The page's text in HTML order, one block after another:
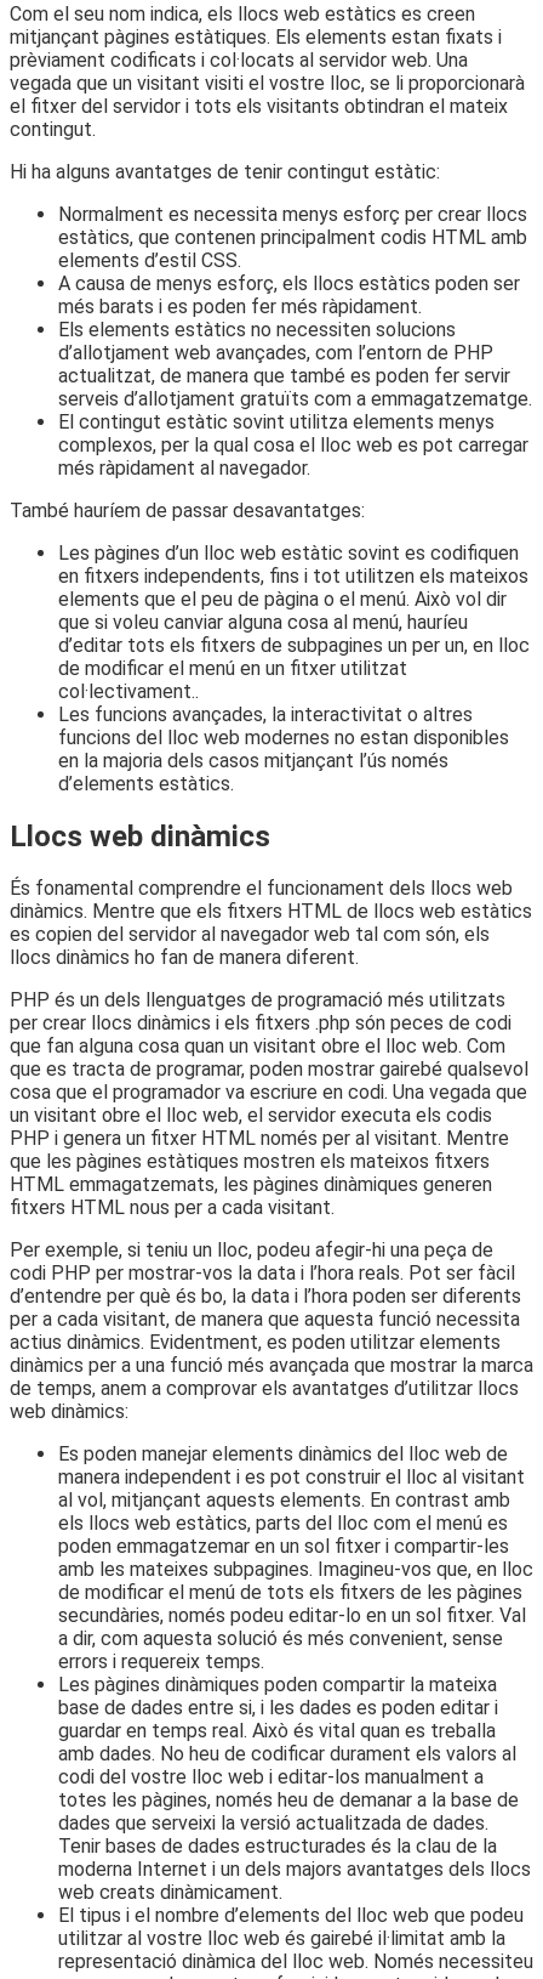
Com el seu nom indica, els llocs web estàtics es creen
mitjançant pàgines estàtiques. Els elements estan fixats i
prèviament codificats i col·locats al servidor web. Una
vegada que un visitant visiti el vostre lloc, se li proporcionarà
el fitxer del servidor i tots els visitants obtindran el mateix
contingut.
Hi ha alguns avantatges de tenir contingut estàtic:
Normalment es necessita menys esforç per crear llocs
estàtics, que contenen principalment codis HTML amb
elements d’estil CSS.
A causa de menys esforç, els llocs estàtics poden ser
més barats i es poden fer més ràpidament.
Els elements estàtics no necessiten solucions
d’allotjament web avançades, com l’entorn de PHP
actualitzat, de manera que també es poden fer servir
serveis d’allotjament gratuïts com a emmagatzematge.
El contingut estàtic sovint utilitza elements menys
complexos, per la qual cosa el lloc web es pot carregar
més ràpidament al navegador.
També hauríem de passar desavantatges:
Les pàgines d’un lloc web estàtic sovint es codifiquen
en fitxers independents, fins i tot utilitzen els mateixos
elements que el peu de pàgina o el menú. Això vol dir
que si voleu canviar alguna cosa al menú, hauríeu
d’editar tots els fitxers de subpagines un per un, en lloc
de modificar el menú en un fitxer utilitzat
col·lectivament..
Les funcions avançades, la interactivitat o altres
funcions del lloc web modernes no estan disponibles
en la majoria dels casos mitjançant l’ús només
d’elements estàtics.
Llocs web dinàmics
És fonamental comprendre el funcionament dels llocs web
dinàmics. Mentre que els fitxers HTML de llocs web estàtics
es copien del servidor al navegador web tal com són, els
llocs dinàmics ho fan de manera diferent.
PHP és un dels llenguatges de programació més utilitzats
per crear llocs dinàmics i els fitxers .php són peces de codi
que fan alguna cosa quan un visitant obre el lloc web. Com
que es tracta de programar, poden mostrar gairebé qualsevol
cosa que el programador va escriure en codi. Una vegada que
un visitant obre el lloc web, el servidor executa els codis
PHP i genera un fitxer HTML només per al visitant. Mentre
que les pàgines estàtiques mostren els mateixos fitxers
HTML emmagatzemats, les pàgines dinàmiques generen
fitxers HTML nous per a cada visitant.
Per exemple, si teniu un lloc, podeu afegir-hi una peça de
codi PHP per mostrar-vos la data i l’hora reals. Pot ser fàcil
d’entendre per què és bo, la data i l’hora poden ser diferents
per a cada visitant, de manera que aquesta funció necessita
actius dinàmics. Evidentment, es poden utilitzar elements
dinàmics per a una funció més avançada que mostrar la marca
de temps, anem a comprovar els avantatges d’utilitzar llocs
web dinàmics:
Es poden manejar elements dinàmics del lloc web de
manera independent i es pot construir el lloc al visitant
al vol, mitjançant aquests elements. En contrast amb
els llocs web estàtics, parts del lloc com el menú es
poden emmagatzemar en un sol fitxer i compartir-les
amb les mateixes subpagines. Imagineu-vos que, en lloc
de modificar el menú de tots els fitxers de les pàgines
secundàries, només podeu editar-lo en un sol fitxer. Val
a dir, com aquesta solució és més convenient, sense
errors i requereix temps.
Les pàgines dinàmiques poden compartir la mateixa
base de dades entre si, i les dades es poden editar i
guardar en temps real. Això és vital quan es treballa
amb dades. No heu de codificar durament els valors al
codi del vostre lloc web i editar-los manualment a
totes les pàgines, només heu de demanar a la base de
dades que serveixi la versió actualitzada de dades.
Tenir bases de dades estructurades és la clau de la
moderna Internet i un dels majors avantatges dels llocs
web creats dinàmicament.
El tipus i el nombre d’elements del lloc web que podeu
utilitzar al vostre lloc web és gairebé il·limitat amb la
representació dinàmica del lloc web. Només necessiteu